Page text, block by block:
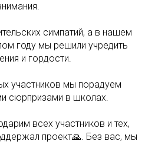
симпатий, а в нашем
году мы решили учредить
и гордости.
участников мы порадуем
сюрпризами в школах.
всех участников и тех,
проект🙏. Без вас, мы